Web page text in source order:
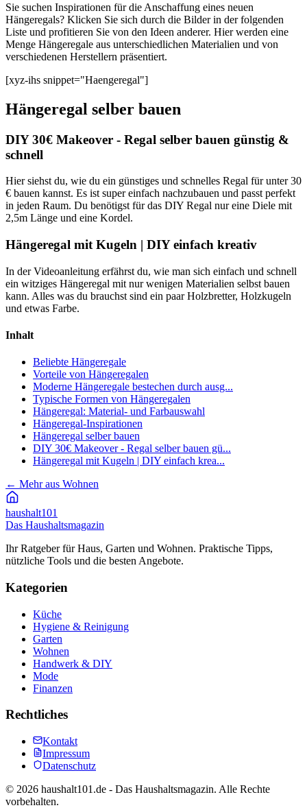
Sie suchen Inspirationen für die Anschaffung eines neuen
Hängeregals? Klicken Sie sich durch die Bilder in der folgenden
Liste und profitieren Sie von den Ideen anderer. Hier werden eine
Menge Hängeregale aus unterschiedlichen Materialien und von
verschiedenen Herstellern präsentiert.
[xyz-ihs snippet="Haengeregal"]
Hängeregal selber bauen
DIY 30€ Makeover - Regal selber bauen günstig &
schnell
Hier siehst du, wie du ein günstiges und schnelles Regal für unter 30
€ bauen kannst. Es ist super einfach nachzubauen und passt perfekt
in jeden Raum. Du benötigst für das DIY Regal nur eine Diele mit
2,5m Länge und eine Kordel.
Hängeregal mit Kugeln | DIY einfach kreativ
In der Videoanleitung erfährst du, wie man sich einfach und schnell
ein witziges Hängeregal mit nur wenigen Materialien selbst bauen
kann. Alles was du brauchst sind ein paar Holzbretter, Holzkugeln
und etwas Farbe.
Inhalt
Beliebte Hängeregale
Vorteile von Hängeregalen
Moderne Hängeregale bestechen durch ausg...
Typische Formen von Hängeregalen
Hängeregal: Material- und Farbauswahl
Hängeregal-Inspirationen
Hängeregal selber bauen
DIY 30€ Makeover - Regal selber bauen gü...
Hängeregal mit Kugeln | DIY einfach krea...
← Mehr aus Wohnen
haushalt101
Das Haushaltsmagazin
Ihr Ratgeber für Haus, Garten und Wohnen. Praktische Tipps,
nützliche Tools und die besten Angebote.
Kategorien
Küche
Hygiene & Reinigung
Garten
Wohnen
Handwerk & DIY
Mode
Finanzen
Rechtliches
Kontakt
Impressum
Datenschutz
© 2026 haushalt101.de - Das Haushaltsmagazin. Alle Rechte
vorbehalten.